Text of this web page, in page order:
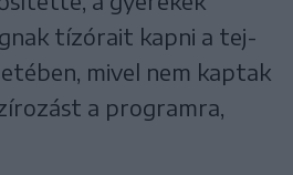
tízórait kapni a tej-
mivel nem kaptak
a programra,